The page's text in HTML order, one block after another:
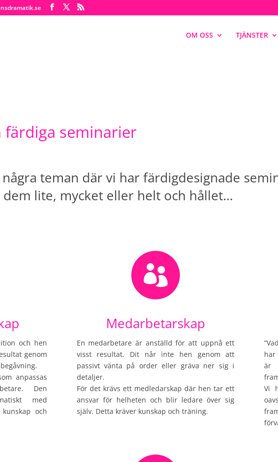
OM OSS TJÄNSTER
färdiga seminarier
teman där vi har färdigdesignade
dem lite, mycket eller helt och hållet…
och hen
genom
anpassas
Den
med
och

Medarbetarskap
En medarbetare är anställd för att uppnå ett
visst resultat. Dit når inte hen genom att
passivt vänta på order eller gräva ner sig i
detaljer.
För det krävs ett medledarskap där hen tar ett
ansvar för helheten och blir ledare över sig
själv. Detta kräver kunskap och träning.
har
är
Vi